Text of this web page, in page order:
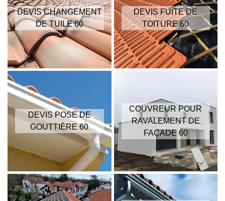
DEVIS CHANGEMENT
DE TUILE 60
DEVIS FUITE DE
TOITURE 60
DEVIS POSE DE
GOUTTIÈRE 60
COUVREUR POUR
RAVALEMENT DE
FAÇADE 60